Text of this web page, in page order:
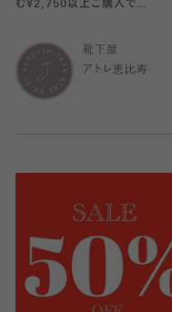
む¥2,750以上ご購入で
靴下屋
アトレ恵比寿